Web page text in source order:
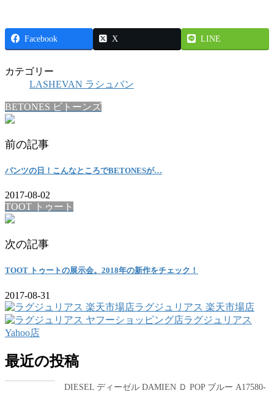
Facebook X LINE
カテゴリー
LASHEVAN ラシュバン
BETONES ビトーンズ
前の記事
パンツの日！こんなところでBETONESが…
2017-08-02
TOOT トゥート
次の記事
TOOT トゥートの展示会。2018年の新作をチェック！
2017-08-31
ラグジュリアス 楽天市場店
ラグジュリアス
Yahoo店
最近の投稿
DIESEL ディーゼル DAMIEN Ｄ POP ブルー A17580-